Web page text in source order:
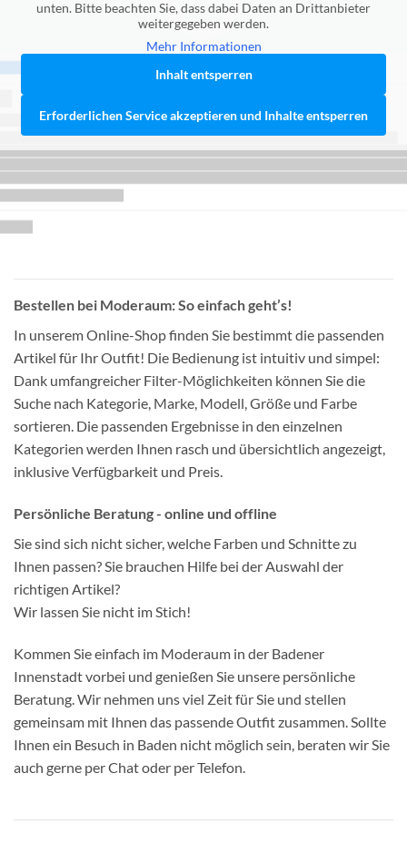
unten. Bitte beachten Sie, dass dabei Daten an Drittanbieter
weitergegeben werden.
Mehr Informationen
Inhalt entsperren
Erforderlichen Service akzeptieren und Inhalte entsperren
Bestellen bei Moderaum: So einfach geht’s!
In unserem Online-Shop finden Sie bestimmt die passenden
Artikel für Ihr Outfit! Die Bedienung ist intuitiv und simpel:
Dank umfangreicher Filter-Möglichkeiten können Sie die
Suche nach Kategorie, Marke, Modell, Größe und Farbe
sortieren. Die passenden Ergebnisse in den einzelnen
Kategorien werden Ihnen rasch und übersichtlich angezeigt,
inklusive Verfügbarkeit und Preis.
Persönliche Beratung - online und offline
Sie sind sich nicht sicher, welche Farben und Schnitte zu
Ihnen passen? Sie brauchen Hilfe bei der Auswahl der
richtigen Artikel?
Wir lassen Sie nicht im Stich!
Kommen Sie einfach im Moderaum in der Badener
Innenstadt vorbei und genießen Sie unsere persönliche
Beratung. Wir nehmen uns viel Zeit für Sie und stellen
gemeinsam mit Ihnen das passende Outfit zusammen. Sollte
Ihnen ein Besuch in Baden nicht möglich sein, beraten wir Sie
auch gerne per Chat oder per Telefon.